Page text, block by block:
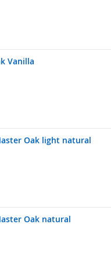
Vanilla
Oak light natural
Oak natural